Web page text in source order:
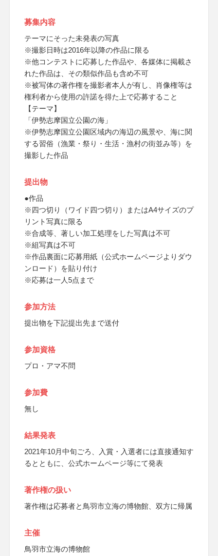
募集内容
テーマにそった未発表の写真
※撮影日時は2016年以降の作品に限る
※他コンテストに応募した作品や、各媒体に掲載さ
れた作品は、その類似作品も含め不可
※被写体の著作権を撮影者本人が有し、肖像権等は
権利者から使用の許諾を得た上で応募すること
【テーマ】
「伊勢志摩国立公園の海」
※伊勢志摩国立公園区域内の海辺の風景や、海に関
する習俗（漁業・祭り・生活・漁村の街並み等）を
撮影した作品
提出物
●作品
※四つ切り（ワイド四つ切り）またはA4サイズのプ
リント写真に限る
※合成等、著しい加工処理をした写真は不可
※組写真は不可
※作品裏面に応募用紙（公式ホームページよりダウ
ンロード）を貼り付け
※応募は一人5点まで
参加方法
提出物を下記提出先まで送付
参加資格
プロ・アマ不問
参加費
無し
結果発表
2021年10月中旬ごろ、入賞・入選者には直接通知す
るとともに、公式ホームページ等にて発表
著作権の扱い
著作権は応募者と鳥羽市立海の博物館、双方に帰属
主催
鳥羽市立海の博物館